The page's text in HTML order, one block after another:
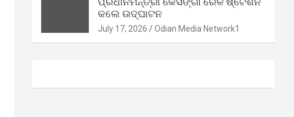
କଲେ ଉଦ୍‌ଘାଟନ
July 17, 2026 Odian Media Network1